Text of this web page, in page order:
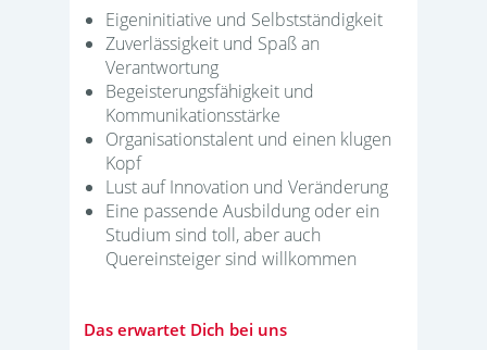
Eigeninitiative und Selbstständigkeit
Zuverlässigkeit und Spaß an
Verantwortung
Begeisterungsfähigkeit und
Kommunikationsstärke
Organisationstalent und einen klugen
Kopf
Lust auf Innovation und Veränderung
Eine passende Ausbildung oder ein
Studium sind toll, aber auch
Quereinsteiger sind willkommen
Das erwartet Dich bei uns